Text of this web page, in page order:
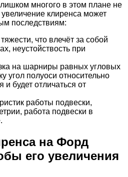
многого в этом плане не
клиренса может
последствиям:
что влечёт за собой
неустойствость при
на шарниры равных угловых
угол полуоси относительно
и будет отличаться от
работы подвески,
работа подвески в
на Форд
его увеличения